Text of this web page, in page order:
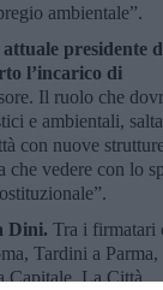
ambientale”.
presidente
l’incarico di
Il ruolo che
e ambientali,
con nuove
che vedere con lo
Dini. Tra i firmatari
Tardini a Parma,
Capitale. La Città